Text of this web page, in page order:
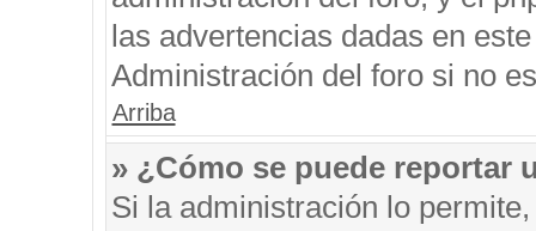
las advertencias dadas en
Administración del foro si no
Arriba
» ¿Cómo se puede reportar
Si la administración lo